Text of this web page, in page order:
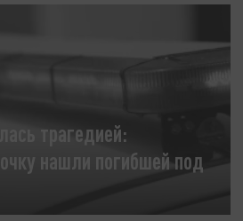
трагедией:
нашли погибшей под